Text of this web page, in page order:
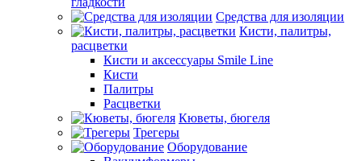
Средства для изоляции
Кисти, палитры,
расцветки
Кисти и аксессуары Smile Line
Кисти
Палитры
Расцветки
Кюветы, бюгеля
Трегеры
Оборудование